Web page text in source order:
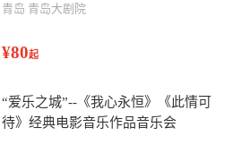
青岛 青岛大剧院
¥80起
“爱乐之城”--《我心永恒》《此情可
待》经典电影音乐作品音乐会